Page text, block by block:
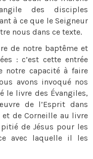
des disciples
à ce que le Seigneur
nous dans ce texte.
de notre baptême et
: c’est cette entrée
notre capacité à faire
avons invoqué nos
le livre des Évangiles,
de l’Esprit dans
et de Corneille au livre
de Jésus pour les
avec laquelle il les